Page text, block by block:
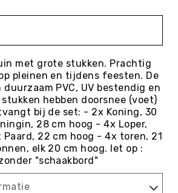
met grote stukken. Prachtig
pleinen en tijdens feesten. De
PVC, UV bestendig en
hebben doorsnee (voet)
bij de set: - 2x Koning, 30
28 cm hoog - 4x Loper,
22 cm hoog - 4x toren, 21
elk 20 cm hoog. let op :
"schaakbord"